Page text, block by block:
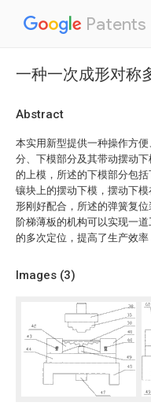
Patents
一种一次成形对称
Abstract
本实用新型提供一种操作方
分、下模部分及其带动摆动
的上模，所述的下模部分包
镶块上的摆动下模，摆动下
形刚好配合，所述的弹簧复
阶梯薄板的机构可以实现一
的多次定位，提高了生产效率
Images (3)